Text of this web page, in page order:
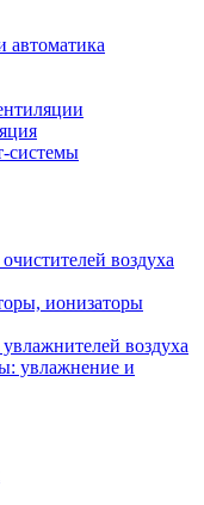
автоматика
системы
воздуха
ионизаторы
воздуха
увлажнение и